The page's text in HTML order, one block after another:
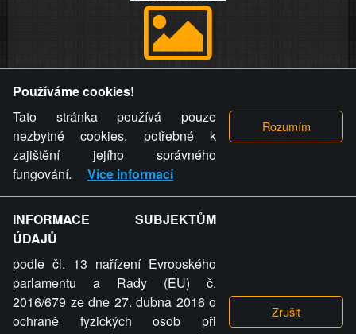
videa a komentáře. Osoba, které se toto opatření provozovatele
stránky týče, ani osoba, která umístila fotografii nebo video na
stránku, nemůže z důvodu odstranění fotografie, videa nebo
komentáře pro výše uvedenou okolnost uplatnit vůči
provozovateli stránky žádný nárok na náhradu škody nebo
nemajetkové újmy.
ZVRÁCENÝ.CZ - Svět není zvrácenej. To jen
ty lidi...
Používáme cookies!
Tato stránka používá pouze
nezbytné cookies, potřebné k
zajištění jejího správného
fungování.
Více informací
INFORMACE SUBJEKTŮM
ÚDAJŮ
podle čl. 13 nařízení Evropského
parlamentu a Rady (EU) č.
2016/679 ze dne 27. dubna 2016 o
ochraně fyzických osob při